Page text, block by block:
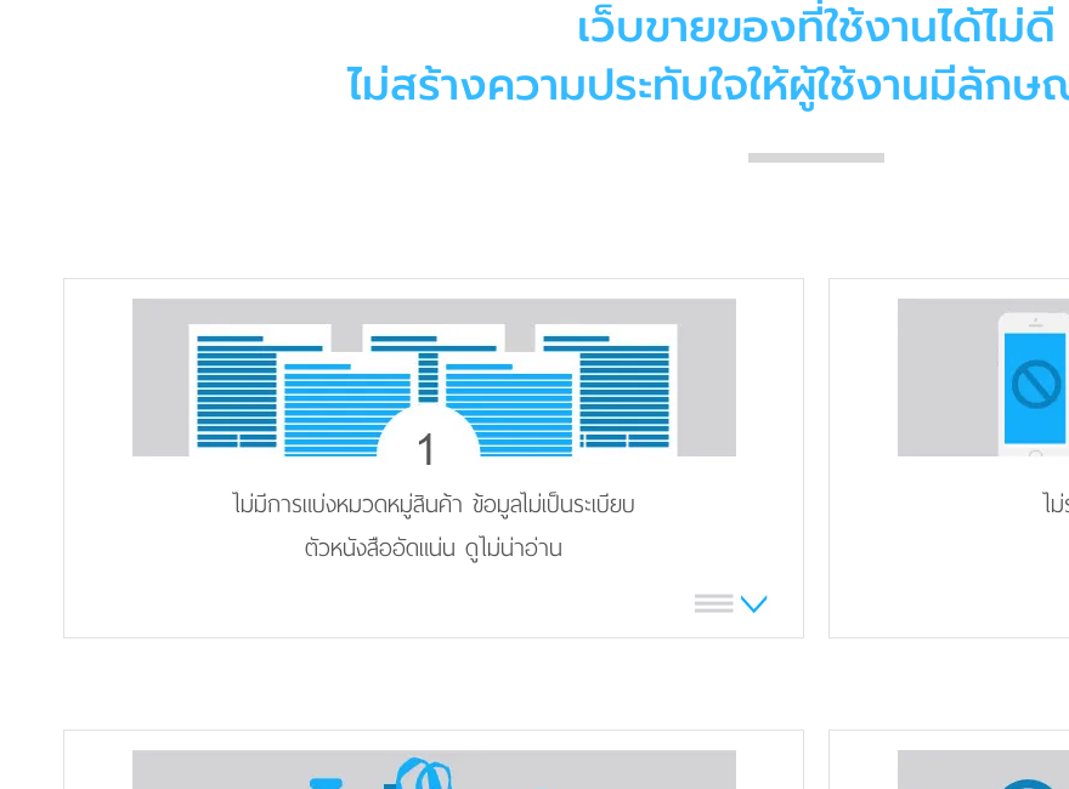
เว็บขายของที่ใช้งานได้ไม่ดี
ไม่สร้างความประทับใจให้ผู้ใช้งานมีลัก
ไม่มีการแบ่งหมวดหมู่สินค้า ข้อมูลไม่เป็นระเบียบ
ตัวหนังสืออัดแน่น ดูไม่น่าอ่าน
ไ